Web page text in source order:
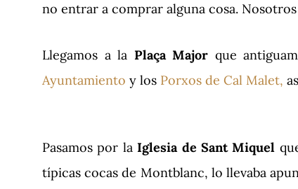
no entrar a comprar alguna cosa.
Llegamos a la Plaça Major que
Ayuntamiento y los Porxos de Cal Malet,
Pasamos por laIglesia de Sant Miquel
típicas cocas de Montblanc, lo llevaba